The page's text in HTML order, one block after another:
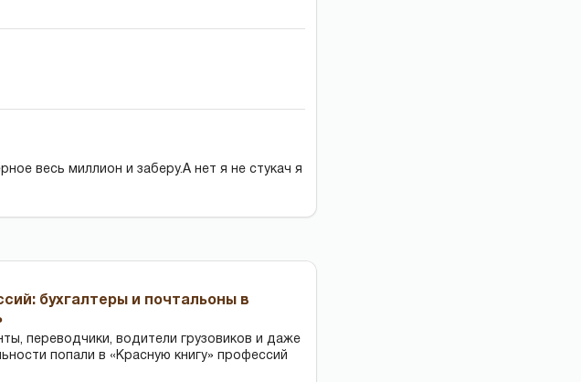
весь миллион и заберу.А нет я не стукач я
бухгалтеры и почтальоны в
переводчики, водители грузовиков и даже
попали в «Красную книгу» профессий